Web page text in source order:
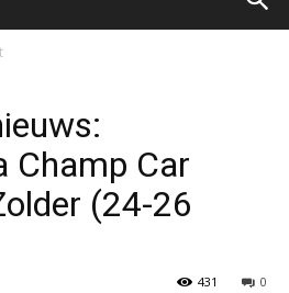
Champ Car
(24-26
0
431